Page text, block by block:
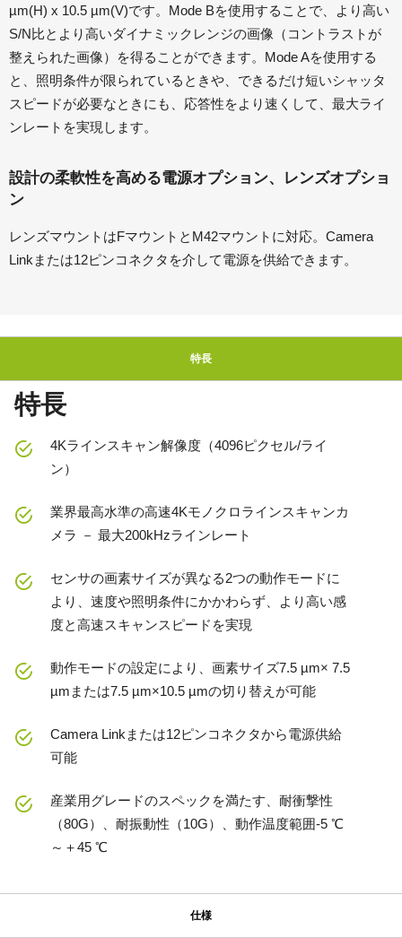
µm(H) x 10.5 µm(V)です。Mode Bを使用することで、より高い
S/N比とより高いダイナミックレンジの画像（コントラストが
整えられた画像）を得ることができます。Mode Aを使用する
と、照明条件が限られているときや、できるだけ短いシャッタ
スピードが必要なときにも、応答性をより速くして、最大ライ
ンレートを実現します。
設計の柔軟性を高める電源オプション、レンズオプショ
ン
レンズマウントはFマウントとM42マウントに対応。Camera
Linkまたは12ピンコネクタを介して電源を供給できます。
特長
特長
4Kラインスキャン解像度（4096ピクセル/ライ
ン）
業界最高水準の高速4Kモノクロラインスキャンカ
メラ － 最大200kHzラインレート
センサの画素サイズが異なる2つの動作モードに
より、速度や照明条件にかかわらず、より高い感
度と高速スキャンスピードを実現
動作モードの設定により、画素サイズ7.5 µm× 7.5
µmまたは7.5 µm×10.5 µmの切り替えが可能
Camera Linkまたは12ピンコネクタから電源供給
可能
産業用グレードのスペックを満たす、耐衝撃性
（80G）、耐振動性（10G）、動作温度範囲-5 ℃
～＋45 ℃
仕様